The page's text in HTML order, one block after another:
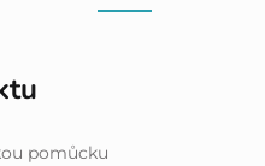
pomůcku